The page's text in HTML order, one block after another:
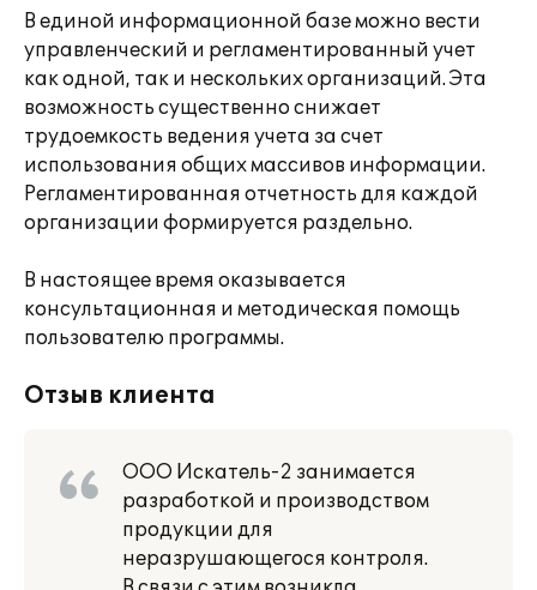
В единой информационной базе можно вести
управленческий и регламентированный учет
как одной, так и нескольких организаций. Эта
возможность существенно снижает
трудоемкость ведения учета за счет
использования общих массивов информации.
Регламентированная отчетность для каждой
организации формируется раздельно.
В настоящее время оказывается
консультационная и методическая помощь
пользователю программы.
Отзыв клиента
ООО Искатель-2 занимается
разработкой и производством
продукции для
неразрушающегося контроля.